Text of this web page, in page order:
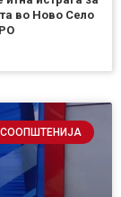
во Ново Село
СООПШТЕНИЈА